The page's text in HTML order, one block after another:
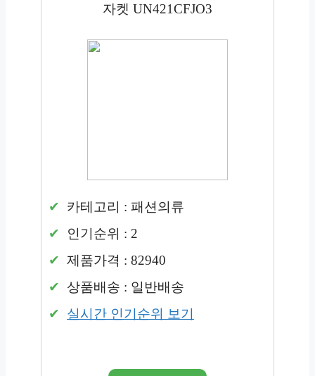
자켓 UN421CFJO3
카테고리 : 패션의류
인기순위 : 2
제품가격 : 82940
상품배송 : 일반배송
실시간 인기순위 보기